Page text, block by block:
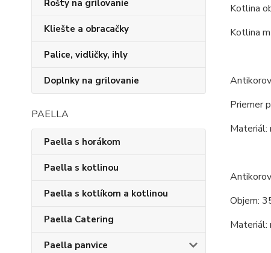
Rošty na grilovanie
Kliešte a obracačky
Palice, vidličky, ihly
Doplnky na grilovanie
PAELLA
Paella s horákom
Paella s kotlinou
Paella s kotlíkom a kotlinou
Paella Catering
Paella panvice
Kotlina
Kotlina
Priemer
Materiál:
Objem:
Materiál: